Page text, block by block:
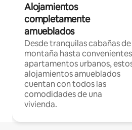
Alojamientos
completamente
amueblados
Desde tranquilas cabañas de
montaña hasta convenientes
apartamentos urbanos,
alojamientos amueblados
cuentan con todos las
comodidades de una
vivienda.